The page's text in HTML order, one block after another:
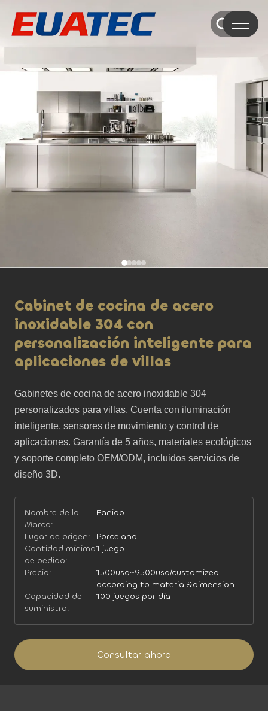
Cabinet de cocina de acero
inoxidable 304 con
personalización inteligente para
aplicaciones de villas
Gabinetes de cocina de acero inoxidable 304
personalizados para villas. Cuenta con iluminación
inteligente, sensores de movimiento y control de
aplicaciones. Garantía de 5 años, materiales ecológicos
y soporte completo OEM/ODM, incluidos servicios de
diseño 3D.
Nombre de la
Marca:
Faniao
Lugar de origen:
Porcelana
Cantidad mínima
de pedido:
1 juego
Precio:
1500usd~9500usd/customized
according to material&dimension
Capacidad de
suministro:
100 juegos por día
Consultar ahora